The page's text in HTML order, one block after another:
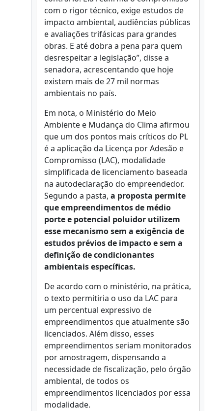
com o rigor técnico, exige estudos de
impacto ambiental, audiências públicas
e avaliações trifásicas para grandes
obras. E até dobra a pena para quem
desrespeitar a legislação”, disse a
senadora, acrescentando que hoje
existem mais de 27 mil normas
ambientais no país.
Em nota, o Ministério do Meio
Ambiente e Mudança do Clima afirmou
que um dos pontos mais críticos do PL
é a aplicação da Licença por Adesão e
Compromisso (LAC), modalidade
simplificada de licenciamento baseada
na autodeclaração do empreendedor.
Segundo a pasta, a proposta permite
que empreendimentos de médio
porte e potencial poluidor utilizem
esse mecanismo sem a exigência de
estudos prévios de impacto e sem a
definição de condicionantes
ambientais específicas.
De acordo com o ministério, na prática,
o texto permitiria o uso da LAC para
um percentual expressivo de
empreendimentos que atualmente são
licenciados. Além disso, esses
empreendimentos seriam monitorados
por amostragem, dispensando a
necessidade de fiscalização, pelo órgão
ambiental, de todos os
empreendimentos licenciados por essa
modalidade.